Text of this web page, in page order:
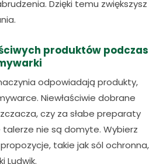
Dzięki temu zwiększysz
produktów podczas
odpowiadają produkty,
Niewłaściwie dobrane
czy za słabe preparaty
nie są domyte. Wybierz
takie jak sól ochronna,
Ludwik.